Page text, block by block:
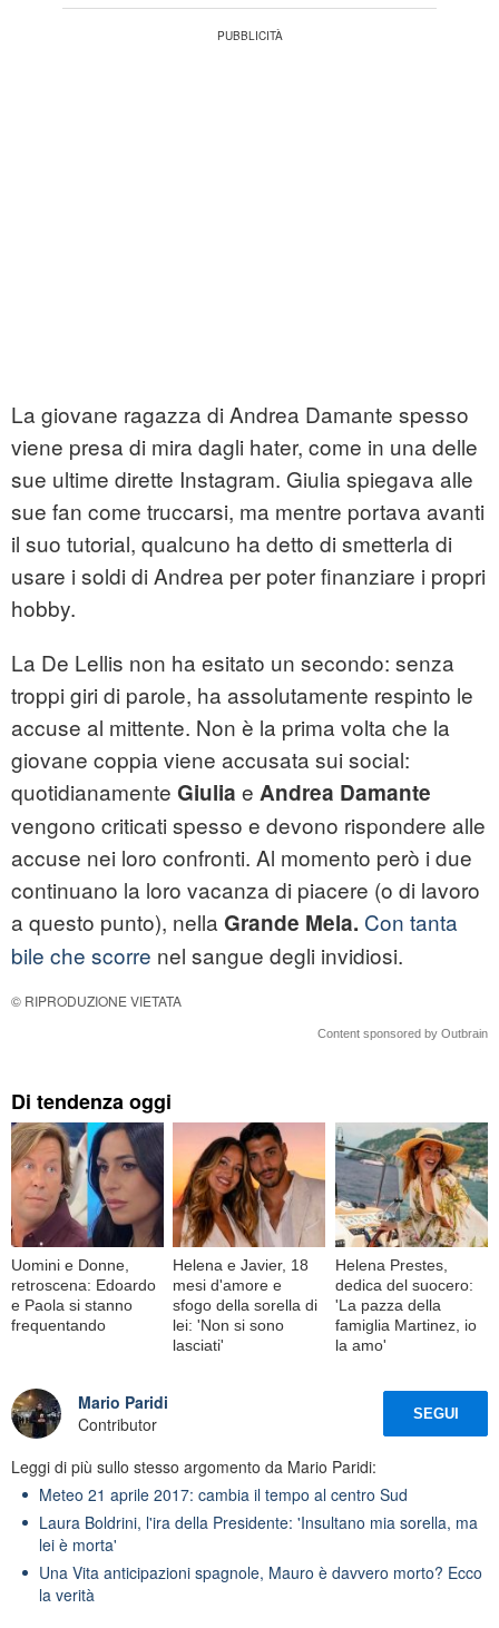
La giovane ragazza di Andrea Damante spesso
viene presa di mira dagli hater, come in una delle
sue ultime dirette Instagram. Giulia spiegava alle
sue fan come truccarsi, ma mentre portava avanti
il suo tutorial, qualcuno ha detto di smetterla di
usare i soldi di Andrea per poter finanziare i propri
hobby.
La De Lellis non ha esitato un secondo: senza
troppi giri di parole, ha assolutamente respinto le
accuse al mittente. Non è la prima volta che la
giovane coppia viene accusata sui social:
quotidianamente Giulia e Andrea Damante
vengono criticati spesso e devono rispondere alle
accuse nei loro confronti. Al momento però i due
continuano la loro vacanza di piacere (o di lavoro
a questo punto), nella Grande Mela. Con tanta
bile che scorre nel sangue degli invidiosi.
© RIPRODUZIONE VIETATA
Content sponsored by Outbrain
Di tendenza oggi
Uomini e Donne,
retroscena: Edoardo
e Paola si stanno
frequentando
Helena e Javier, 18
mesi d'amore e
sfogo della sorella di
lei: 'Non si sono
lasciati'
Helena Prestes,
dedica del suocero:
'La pazza della
famiglia Martinez, io
la amo'
Mario Paridi
Contributor
SEGUI
Leggi di più sullo stesso argomento da Mario Paridi:
Meteo 21 aprile 2017: cambia il tempo al centro Sud
Laura Boldrini, l'ira della Presidente: 'Insultano mia sorella, ma
lei è morta'
Una Vita anticipazioni spagnole, Mauro è davvero morto? Ecco
la verità